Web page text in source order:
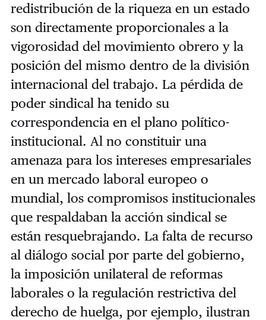
redistribución de la riqueza en un estado
son directamente proporcionales a la
vigorosidad del movimiento obrero y la
posición del mismo dentro de la división
internacional del trabajo. La pérdida de
poder sindical ha tenido su
correspondencia en el plano político-
institucional. Al no constituir una
amenaza para los intereses empresariales
en un mercado laboral europeo o
mundial, los compromisos institucionales
que respaldaban la acción sindical se
están resquebrajando. La falta de recurso
al diálogo social por parte del gobierno,
la imposición unilateral de reformas
laborales o la regulación restrictiva del
derecho de huelga, por ejemplo, ilustran